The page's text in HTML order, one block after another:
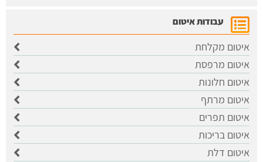
עבודות איטום
איטום מקלחת
איטום מרפסת
איטום חלונות
איטום מרתף
איטום תפרים
איטום בריכות
איטום דלת